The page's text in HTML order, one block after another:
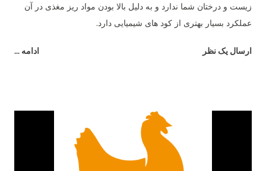
زیست و درختان شما ندارد و به دلیل بالا بودن مواد ریز مغذی در آن
عملکرد بسیار بهتری از کود های شیمیایی دارد.
ارسال یک نظر ادامه ...